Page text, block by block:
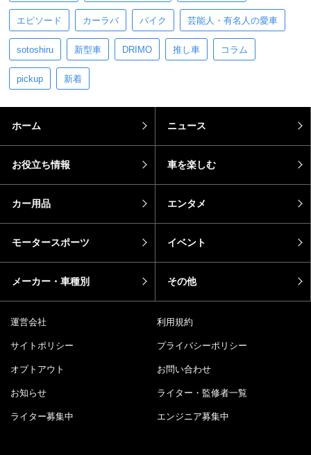
エピソード カーラバ バイク 芸能人・有名人の愛車
sotoshiru 新型車 DRIMO 推し車 コラム
pickup 新着
ホーム ニュース
お役立ち情報 車を楽しむ
カー用品 エンタメ
モータースポーツ イベント
メーカー・車種別 その他
運営会社 利用規約
サイトポリシー プライバシーポリシー
オプトアウト お問い合わせ
お知らせ ライター・監修者一覧
ライター募集中 エンジニア募集中